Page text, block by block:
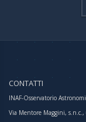
CONTATTI
INAF-Osservatorio
Via Mentore Maggini, s.n.c.,